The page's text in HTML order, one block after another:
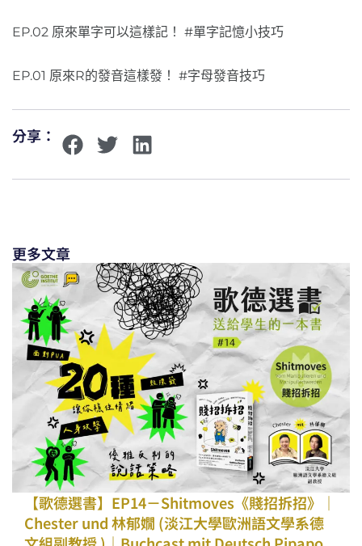
EP.02 原來單字可以這樣記！ #單字記憶小技巧
EP.01 原來R的發音這樣發！ #字母發音技巧
分享：
更多文章
【歌德選書】EP14－Shitmoves《賤招拆招》｜
Chester und 林郁嫺 (淡江大學歐洲語文學系德